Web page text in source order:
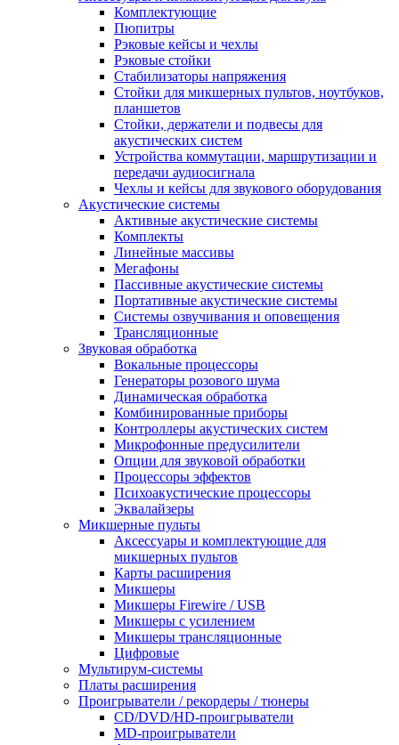
Комплектующие
Пюпитры
Рэковые кейсы и чехлы
Рэковые стойки
Стабилизаторы напряжения
Стойки для микшерных пультов, ноутбуков,
планшетов
Стойки, держатели и подвесы для
акустических систем
Устройства коммутации, маршрутизации и
передачи аудиосигнала
Чехлы и кейсы для звукового оборудования
Акустические системы
Активные акустические системы
Комплекты
Линейные массивы
Мегафоны
Пассивные акустические системы
Портативные акустические системы
Системы озвучивания и оповещения
Трансляционные
Звуковая обработка
Вокальные процессоры
Генераторы розового шума
Динамическая обработка
Комбинированные приборы
Контроллеры акустических систем
Микрофонные предусилители
Опции для звуковой обработки
Процессоры эффектов
Психоакустические процессоры
Эквалайзеры
Микшерные пульты
Аксессуары и комплектующие для
микшерных пультов
Карты расширения
Микшеры
Микшеры Firewire / USB
Микшеры с усилением
Микшеры трансляционные
Цифровые
Мультирум-системы
Платы расширения
Проигрыватели / рекордеры / тюнеры
CD/DVD/HD-проигрыватели
MD-проигрыватели